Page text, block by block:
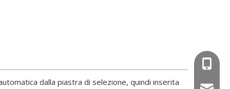
dalla piastra di selezione, quindi inserita
+86-